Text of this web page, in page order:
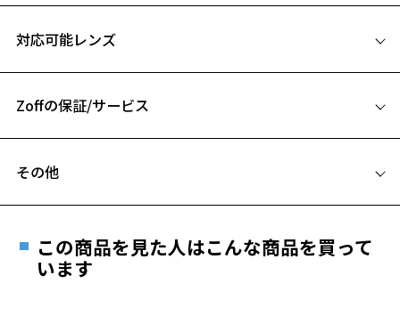
っております。
シリコンパッドのサイズ L (23mm）
B ブリッジ(鼻部分)の横幅：19mm
対応可能レンズ
フレームとレンズの合計料金を知りたい方へ
Zoffの保証/サービス
安心1 フレーム１年間品質保証
その他
ご希望のお客さまは、「レンズ交換券」をお選びのうえ、
最寄りのZoff実店舗にてレンズをお買い求めください。
※サングラスやパッケージ品では「レンズ交換券」はお選び
この商品を見た人はこんな商品を買って
います